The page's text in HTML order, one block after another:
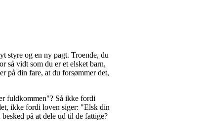
styre og en ny pagt. Troende, du
så vidt som du er et elsket barn,
på din fare, at du forsømmer det,
fuldkommen"? Så ikke fordi
ikke fordi loven siger: "Elsk din
på at dele ud til de fattige?